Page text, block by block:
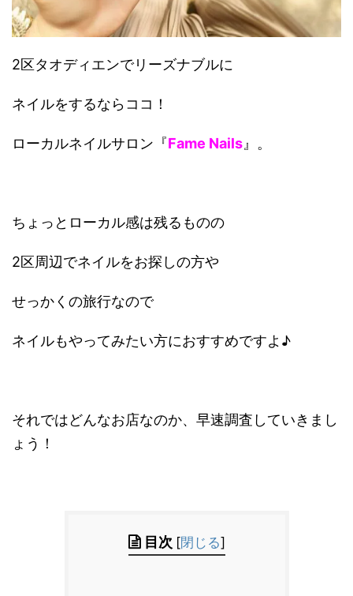
2区タオディエンでリーズナブルに
ネイルをするならココ！
ローカルネイルサロン『Fame Nails』。
ちょっとローカル感は残るものの
2区周辺でネイルをお探しの方や
せっかくの旅行なので
ネイルもやってみたい方におすすめですよ♪
それではどんなお店なのか、早速調査していきまし
ょう！
目次 [閉じる]